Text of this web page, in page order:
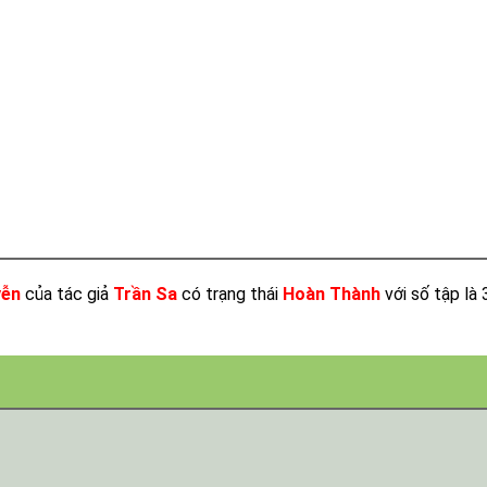
của tác giả Trần Sa có trạng thái Hoàn Thành với số tập là